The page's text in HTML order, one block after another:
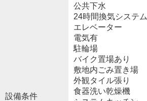
設備条件
公共下水
24時間換気システム
エレベーター
電気有
駐輪場
バイク置場あり
敷地内ごみ置き場
外観タイル張り
食器洗い乾燥機